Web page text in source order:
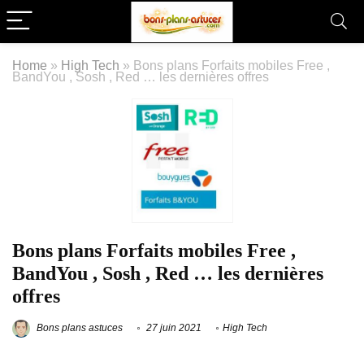
Home » High Tech » Bons plans Forfaits mobiles Free ,
BandYou , Sosh , Red … les dernières offres
Bons plans Forfaits mobiles Free ,
BandYou , Sosh , Red … les dernières
offres
Bons plans astuces 27 juin 2021 High Tech